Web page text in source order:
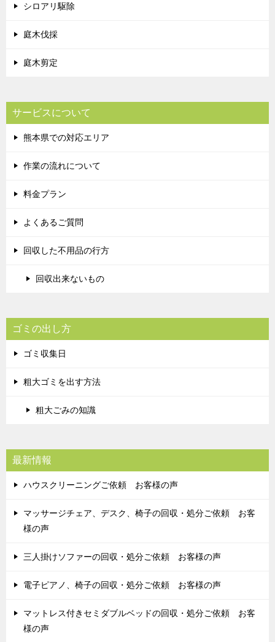
シロアリ駆除
庭木伐採
庭木剪定
サービスについて
熊本県での対応エリア
作業の流れについて
料金プラン
よくあるご質問
回収した不用品の行方
回収出来ないもの
ゴミの出し方
ゴミ収集日
粗大ゴミを出す方法
粗大ごみの知識
最新情報
ハウスクリーニングご依頼 お客様の声
マッサージチェア、デスク、椅子の回収・処分ご依頼 お客
様の声
三人掛けソファーの回収・処分ご依頼 お客様の声
電子ピアノ、椅子の回収・処分ご依頼 お客様の声
マットレス付きセミダブルベッドの回収・処分ご依頼 お客
様の声